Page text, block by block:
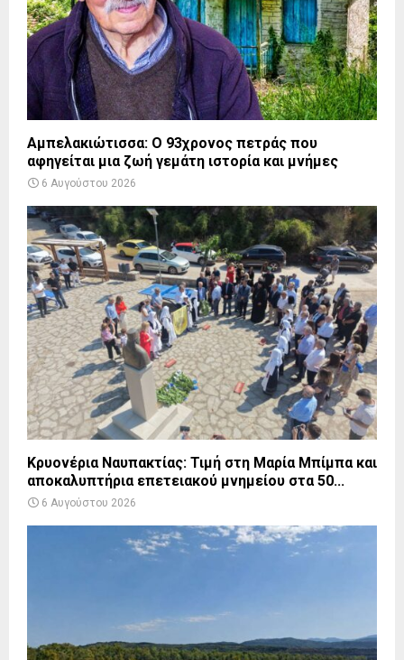
Αμπελακιώτισσα: Ο 93χρονος πετράς που
αφηγείται μια ζωή γεμάτη ιστορία και μνήμες
6 Αυγούστου 2026
Κρυονέρια Ναυπακτίας: Τιμή στη Μαρία Μπίμπα και
αποκαλυπτήρια επετειακού μνημείου στα 50...
6 Αυγούστου 2026